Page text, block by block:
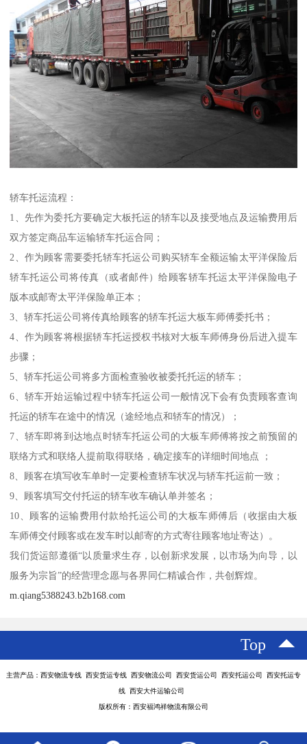
轿车托运流程：
1、先作为委托方要确定大板托运的轿车以及接受地点及运输费用后
双方签定商品车运输轿车托运合同；
2、作为顾客需要委托轿车托运公司购买轿车全额运输太平洋保险后
轿车托运公司将传真（或者邮件）给顾客轿车托运太平洋保险电子
版本或邮寄太平洋保险单正本；
3、轿车托运公司将传真给顾客的轿车托运大板车师傅委托书；
4、作为顾客将根据轿车托运授权书核对大板车师傅身份后进入提车
步骤；
5、轿车托运公司将多方面检查验收被委托托运的轿车；
6、轿车开始运输过程中轿车托运公司一般情况下会有负责顾客查询
托运的轿车在途中的情况（途经地点和轿车的情况）；
7、轿车即将到达地点时轿车托运公司的大板车师傅将按之前预留的
联络方式和联络人提前取得联络，确定接车的详细时间地点 ；
8、顾客在填写收车单时一定要检查轿车状况与轿车托运前一致；
9、顾客填写交付托运的轿车收车确认单并签名；
10、顾客的运输费用付款给托运公司的大板车师傅后（收据由大板
车师傅交付顾客或在发车时以邮寄的方式寄往顾客地址寄达）。
我们货运部遵循“以质量求生存，以创新求发展，以市场为向导，以
服务为宗旨”的经营理念愿与各界同仁精诚合作，共创辉煌。
m.qiang5388243.b2b168.com
Top
主营产品：西安物流专线 西安货运专线 西安物流公司 西安货运公司 西安托运公司 西安托运专
线 西安大件运输公司
版权所有：西安福鸿祥物流有限公司